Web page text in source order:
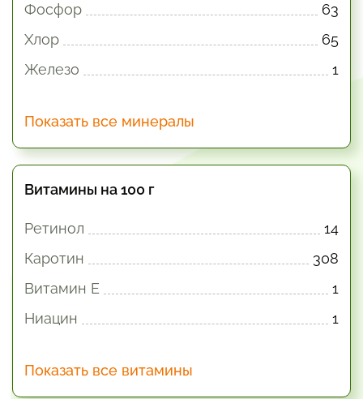
Фосфор
63
Хлор
65
Железо
1
Показать все минералы
Витамины на 100 г
Ретинол
14
Каротин
308
Витамин E
1
Ниацин
1
Показать все витамины